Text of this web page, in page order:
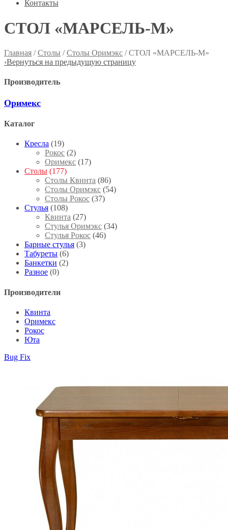
Контакты
СТОЛ «МАРСЕЛЬ-М»
Главная /Столы /Столы Оримэкс / СТОЛ «МАРСЕЛЬ-М»
‹Вернуться на предыдущую страницу
Производитель
Оримекс
Каталог
Кресла (19)
Рокос (2)
Оримекс (17)
Столы (177)
Столы Квинта (86)
Столы Оримэкс (54)
Столы Рокос (37)
Стулья (108)
Квинта (27)
Стулья Оримэкс (34)
Стулья Рокос (46)
Барные стулья (3)
Табуреты (6)
Банкетки (2)
Разное (0)
Производители
Квинта
Оримекс
Рокос
Юта
Bug Fix